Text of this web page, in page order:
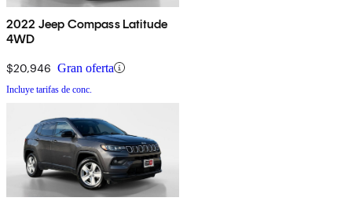
2022 Jeep Compass Latitude
4WD
$20,946 Gran oferta
Incluye tarifas de conc.